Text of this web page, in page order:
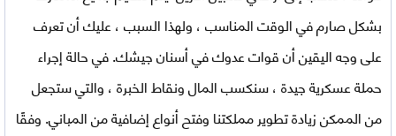
بشكل صارم في الوقت المناسب ، ولهذا السبب ، عليك أن تعرف
على وجه اليقين أن قوات عدوك في أسنان جيشك. في حالة إجراء
حملة عسكرية جيدة ، سنكسب المال ونقاط الخبرة ، والتي ستجعل
من الممكن زيادة تطوير مملكتنا وفتح أنواع إضافية من المباني. وفقًا